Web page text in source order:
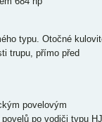
typu. Otočné
trupu, přímo před
povelovým
po vodiči typu